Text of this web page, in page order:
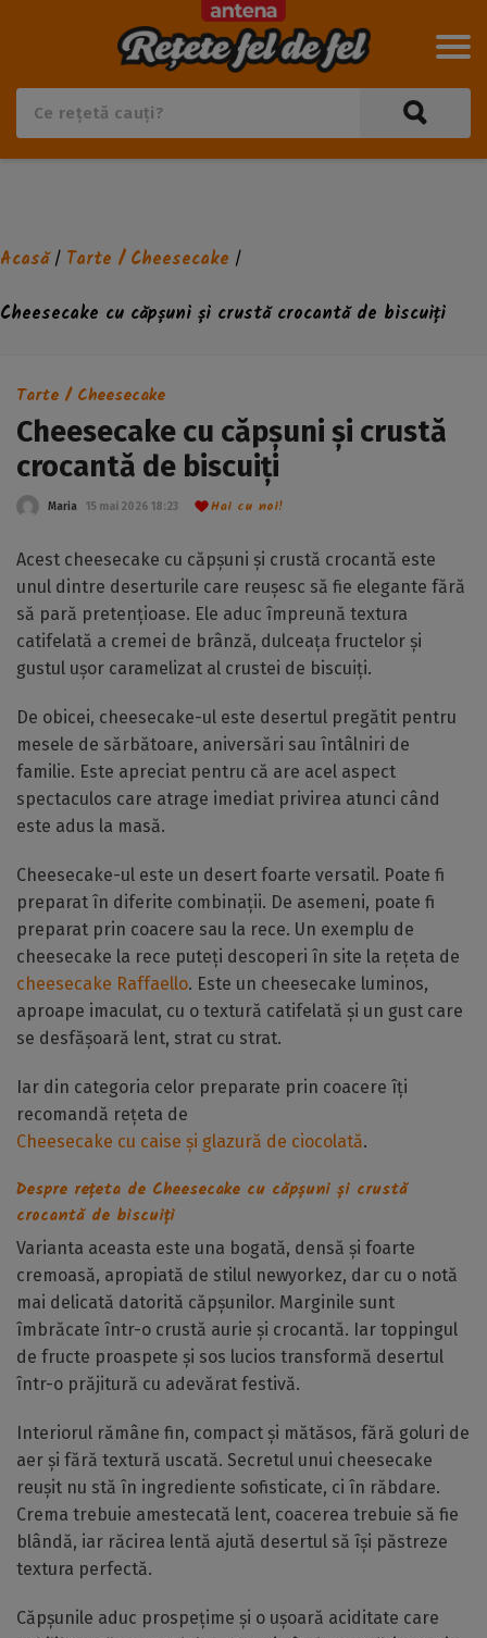
Acasă/ Tarte / Cheesecake /
Cheesecake cu căpșuni și crustă crocantă de biscuiți
Tarte / Cheesecake
Cheesecake cu căpșuni și crustă
crocantă de biscuiți
Maria 15 mai 2026 18:23 Hai cu noi!
Acest cheesecake cu căpșuni și crustă crocantă este
unul dintre deserturile care reușesc să fie elegante fără
să pară pretențioase. Ele aduc împreună textura
catifelată a cremei de brânză, dulceața fructelor și
gustul ușor caramelizat al crustei de biscuiți.
De obicei, cheesecake-ul este desertul pregătit pentru
mesele de sărbătoare, aniversări sau întâlniri de
familie. Este apreciat pentru că are acel aspect
spectaculos care atrage imediat privirea atunci când
este adus la masă.
Cheesecake-ul este un desert foarte versatil. Poate fi
preparat în diferite combinații. De asemeni, poate fi
preparat prin coacere sau la rece. Un exemplu de
cheesecake la rece puteți descoperi în site la rețeta de
cheesecake Raffaello. Este un cheesecake luminos,
aproape imaculat, cu o textură catifelată și un gust care
se desfășoară lent, strat cu strat.
Iar din categoria celor preparate prin coacere îți
recomandă rețeta de
Cheesecake cu caise și glazură de ciocolată.
Despre rețeta de Cheesecake cu căpșuni și crustă
crocantă de biscuiți
Varianta aceasta este una bogată, densă și foarte
cremoasă, apropiată de stilul newyorkez, dar cu o notă
mai delicată datorită căpșunilor. Marginile sunt
îmbrăcate într-o crustă aurie și crocantă. Iar toppingul
de fructe proaspete și sos lucios transformă desertul
într-o prăjitură cu adevărat festivă.
Interiorul rămâne fin, compact și mătăsos, fără goluri de
aer și fără textură uscată. Secretul unui cheesecake
reușit nu stă în ingrediente sofisticate, ci în răbdare.
Crema trebuie amestecată lent, coacerea trebuie să fie
blândă, iar răcirea lentă ajută desertul să își păstreze
textura perfectă.
Căpșunile aduc prospețime și o ușoară aciditate care